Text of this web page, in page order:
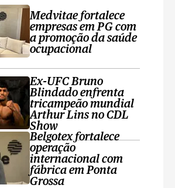
Medvitae fortalece
empresas em PG com
a promoção da saúde
ocupacional
Ex-UFC Bruno
Blindado enfrenta
tricampeão mundial
Arthur Lins no CDL
Show
Belgotex fortalece
operação
internacional com
fábrica em Ponta
Grossa